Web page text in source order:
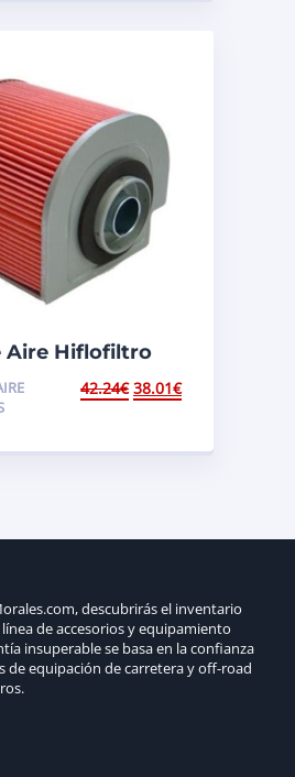
Aire Hiflofiltro
42.24€ 38.01€
descubrirás el inventario
de accesorios y equipamiento
insuperable se basa en la confianza
de equipación de carretera y off-road